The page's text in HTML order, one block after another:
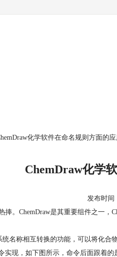
化学软件在命名规则方面的应
ChemDraw化学
发布时间
。ChemDraw是其重要组件之一，
名称相互转换的功能，可以将化
实现，如下图所示，命令后面跟着的